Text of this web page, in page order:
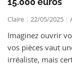
Claire 22/05/2025
Imaginez ouvrir
vos pièces vaut
irréaliste, mais